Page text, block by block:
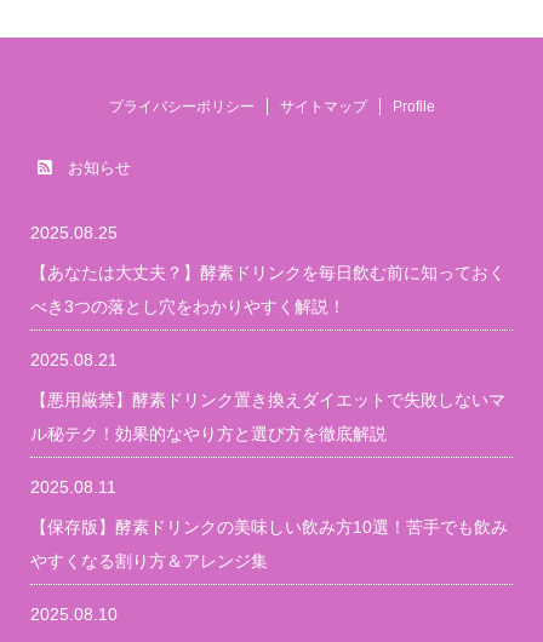
プライバシーポリシー サイトマップ Profile
お知らせ
2025.08.25
【あなたは大丈夫？】酵素ドリンクを毎日飲む前に知っておく
べき3つの落とし穴をわかりやすく解説！
2025.08.21
【悪用厳禁】酵素ドリンク置き換えダイエットで失敗しないマ
ル秘テク！効果的なやり方と選び方を徹底解説
2025.08.11
【保存版】酵素ドリンクの美味しい飲み方10選！苦手でも飲み
やすくなる割り方＆アレンジ集
2025.08.10